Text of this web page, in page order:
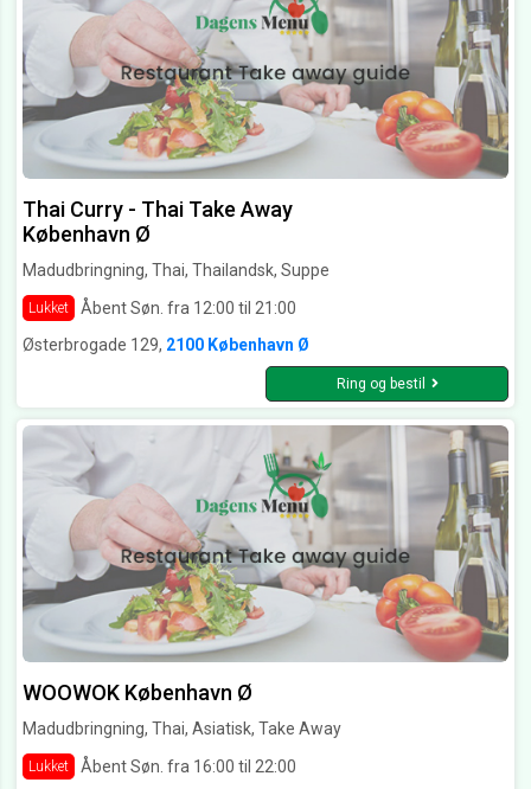
Thai Curry - Thai Take Away
København Ø
Madudbringning, Thai, Thailandsk, Suppe
Lukket
Åbent Søn. fra 12:00 til 21:00
Østerbrogade 129, 2100 København Ø
Ring og bestil
WOOWOK København Ø
Madudbringning, Thai, Asiatisk, Take Away
Lukket
Åbent Søn. fra 16:00 til 22:00